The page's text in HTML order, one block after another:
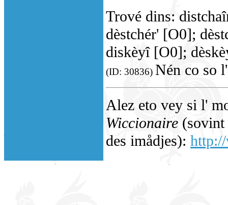
Trové dins:
dèstchér' [O0];
diskèyî [O0];
(ID: 30836) Nén co so
Alez eto vey si l'
Wiccionaire (sovint
des imådjes):